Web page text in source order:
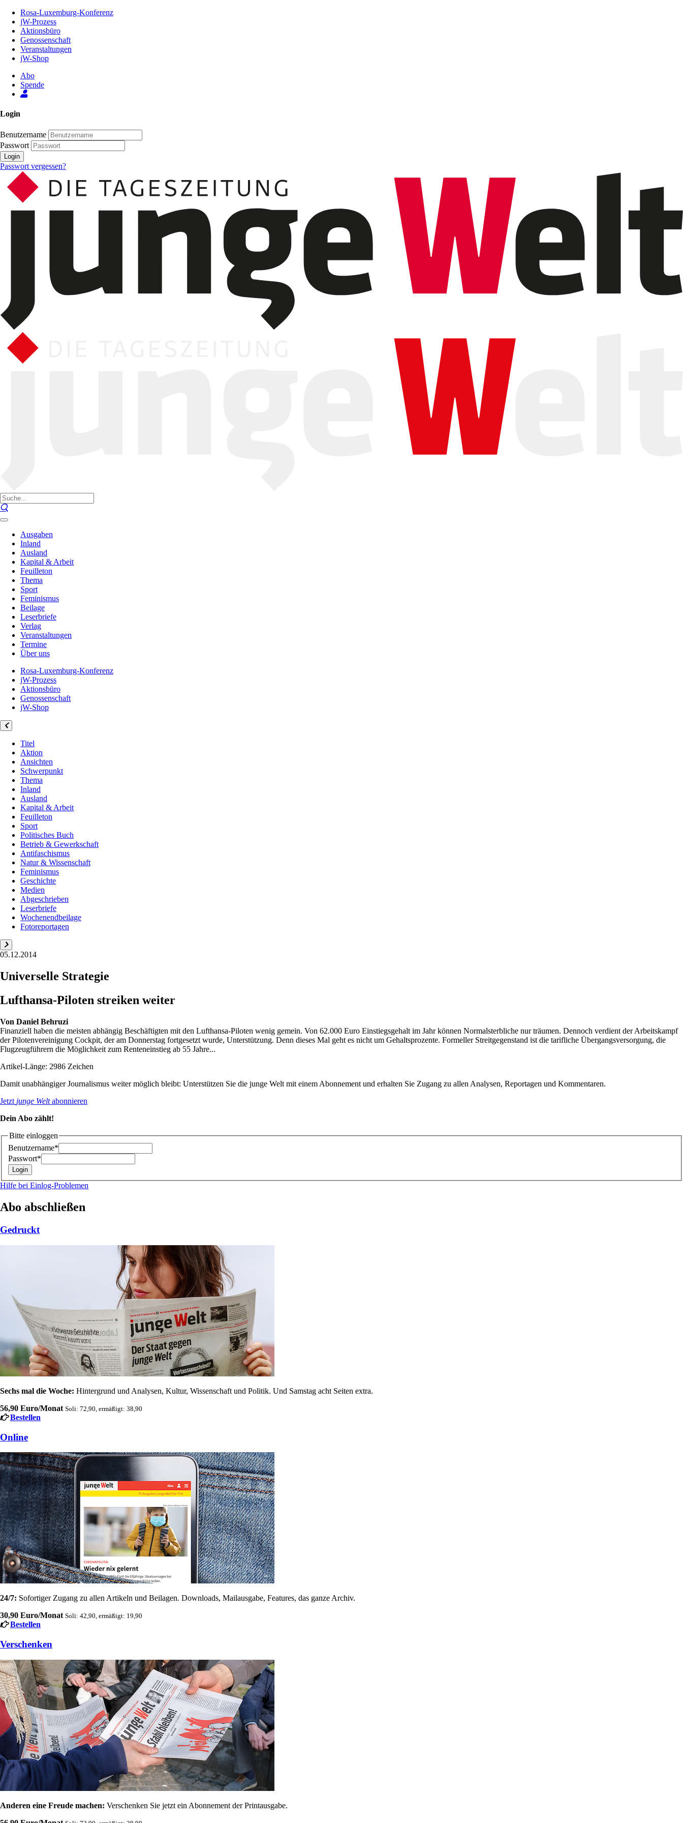
Inhalt
Seite
Rosa-Luxemburg-Konferenz
jW-Prozess
Aktionsbüro
Genossenschaft
Veranstaltungen
jW-Shop
Abo
Spende
Login
Benutzername
Passwort
Login
Passwort vergessen?
Ausgaben
Inland
Ausland
Kapital & Arbeit
Feuilleton
Thema
Sport
Feminismus
Beilage
Leserbriefe
Verlag
Veranstaltungen
Termine
Über uns
Rosa-Luxemburg-Konferenz
jW-Prozess
Aktionsbüro
Genossenschaft
jW-Shop
Titel
Aktion
Ansichten
Schwerpunkt
Thema
Inland
Ausland
Kapital & Arbeit
Feuilleton
Sport
Politisches Buch
Betrieb & Gewerkschaft
Antifaschismus
Natur & Wissenschaft
Feminismus
Geschichte
Medien
Abgeschrieben
Leserbriefe
Wochenendbeilage
Fotoreportagen
05.12.2014
Universelle Strategie
Lufthansa-Piloten streiken weiter
Von Daniel Behruzi
Finanziell haben die meisten abhängig Beschäftigten mit den Lufthansa-Piloten wenig gemein. Von 62.000 Euro Einstiegsgehalt im Jahr können Normalsterbliche nur träumen. Dennoch verdient der Arbeitskampf
der Pilotenvereinigung Cockpit, der am Donnerstag fortgesetzt wurde, Unterstützung. Denn dieses Mal geht es nicht um Gehaltsprozente. Formeller Streitgegenstand ist die tarifliche Übergangsversorgung, die
Flugzeugführern die Möglichkeit zum Renteneinstieg ab 55 Jahre...
Artikel-Länge: 2986 Zeichen
Damit unabhängiger Journalismus weiter möglich bleibt: Unterstützen Sie die junge Welt mit einem Abonnement und erhalten Sie Zugang zu allen Analysen, Reportagen und Kommentaren.
Jetzt junge Weltabonnieren
Dein Abo zählt!
Bitte einloggen
Benutzername*
Passwort*
Hilfe bei Einlog-Problemen
Abo abschließen
Gedruckt
Sechs mal die Woche: Hintergrund und Analysen, Kultur, Wissenschaft und Politik. Und Samstag acht Seiten extra.
56,90 Euro/Monat Soli: 72,90, ermäßigt: 38,90
Bestellen
Online
24/7: Sofortiger Zugang zu allen Artikeln und Beilagen. Downloads, Mailausgabe, Features, das ganze Archiv.
30,90 Euro/Monat Soli: 42,90, ermäßigt: 19,90
Bestellen
Verschenken
Anderen eine Freude machen: Verschenken Sie jetzt ein Abonnement der Printausgabe.